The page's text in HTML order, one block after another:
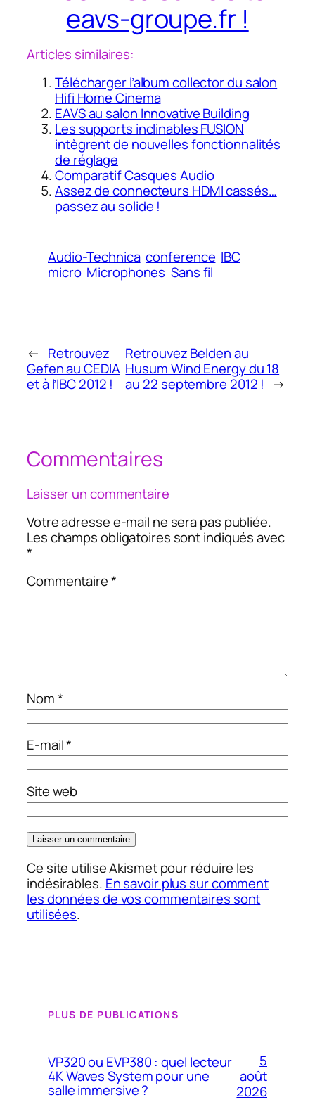
eavs-groupe.fr !
Articles similaires:
Télécharger l’album collector du salon
Hifi Home Cinema
EAVS au salon Innovative Building
Les supports inclinables FUSION
intègrent de nouvelles fonctionnalités
de réglage
Comparatif Casques Audio
Assez de connecteurs HDMI cassés…
passez au solide !
Audio-Technica conference IBC
micro Microphones Sans fil
← Retrouvez
Gefen au CEDIA
et à l’IBC 2012 !
Retrouvez Belden au
Husum Wind Energy du 18
au 22 septembre 2012 ! →
Commentaires
Laisser un commentaire
Votre adresse e-mail ne sera pas publiée.
Les champs obligatoires sont indiqués avec
*
Commentaire*
Nom*
E-mail*
Site web
Ce site utilise Akismet pour réduire les
indésirables. En savoir plus sur comment
les données de vos commentaires sont
utilisées.
PLUS DE PUBLICATIONS
VP320 ou EVP380 : quel lecteur
4K Waves System pour une
salle immersive ?
5
août
2026